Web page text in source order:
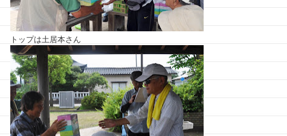
トップは土居本さん